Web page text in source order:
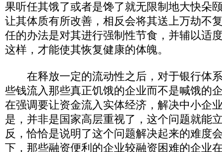
果听任其饿了或者是馋了就无限制地大快朵
让其体质有所改善，相反会将其送上万劫不
任的办法是对其进行强制性节食，并辅以适
这样，才能使其恢复健康的体魄。
在释放一定的流动性之后，对于银行体
些钱流入那些真正饥饿的企业而不是喊饿的
在强调要让资金流入实体经济，解决中小企
是，并非是国家高层重视了，这个问题就能
反，恰恰是说明了这个问题解决起来的难度
下，那些融资便利的企业较融资困难的企业